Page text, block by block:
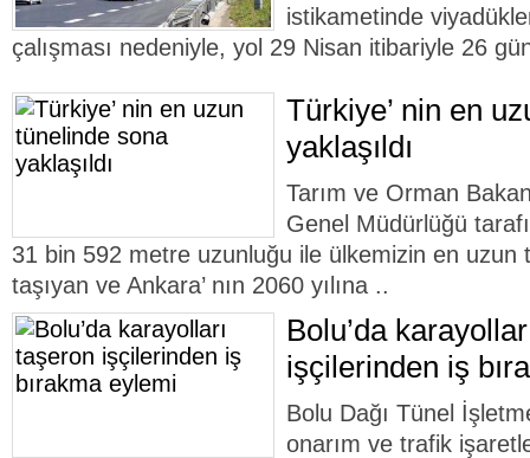
istikametinde
çalışması nedeniyle, yol 29 Nisan itibariyle 26
Türkiye’ nin en
yaklaşıldı
Tarım ve Orman
Genel Müdürlüğü
31 bin 592 metre uzunluğu ile ülkemizin en uzun
taşıyan ve Ankara’ nın 2060 yılına ..
Bolu’da
işçilerinden iş
Bolu Dağı Tünel
onarım ve trafik